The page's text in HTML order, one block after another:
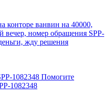
конторе ванвин на 40000,
вечер, номер обращения SPP-
жду решения
1082348 Помогите
1082348